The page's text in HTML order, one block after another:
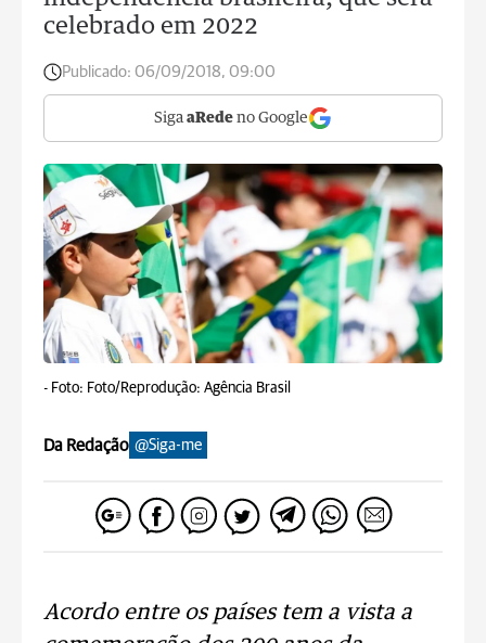
celebrado em 2022
Publicado: 06/09/2018, 09:00
Siga aRede no Google
- Foto: Foto/Reprodução: Agência Brasil
Da Redação @Siga-me
Acordo entre os países tem a vista a